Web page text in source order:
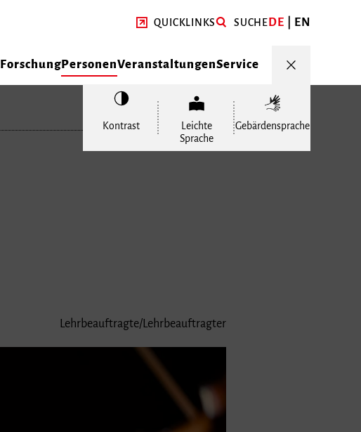
QUICKLINKS SUCHEDE EN
ForschungPersonenVeranstaltungenService
Kontrast
Leichte
Sprache
Gebärdensprache
Lehrbeauftragte/Lehrbeauftragter